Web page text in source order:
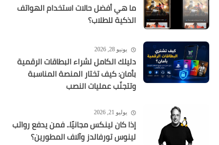
ما هي أفضل حالات استخدام الهواتف
الذكية للطلاب؟
يونيو 28, 2026
دليلك الكامل لشراء البطاقات الرقمية
بأمان: كيف تختار المنصة المناسبة
وتتجنّب عمليات النصب
يوليو 21, 2026
إذا كان لينكس مجانيًا.. فمن يدفع رواتب
لينوس تورفالدز وآلاف المطورين؟